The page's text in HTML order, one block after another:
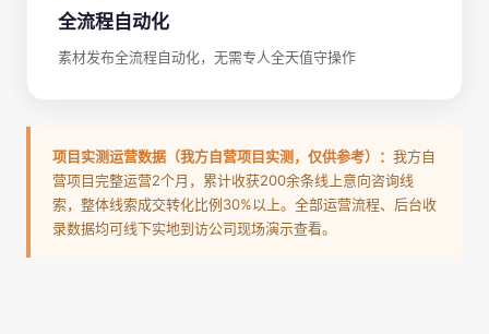
全流程自动化
素材发布全流程自动化，无需专人全天值守操作
项目实测运营数据（我方自营项目实测，仅供参考）： 我方自
营项目完整运营2个月，累计收获200余条线上意向咨询线
索，整体线索成交转化比例30%以上。全部运营流程、后台收
录数据均可线下实地到访公司现场演示查看。